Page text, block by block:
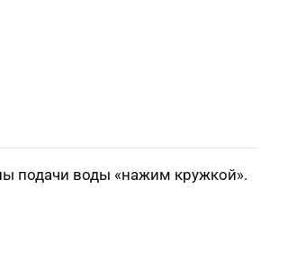
подачи воды «нажим кружкой».